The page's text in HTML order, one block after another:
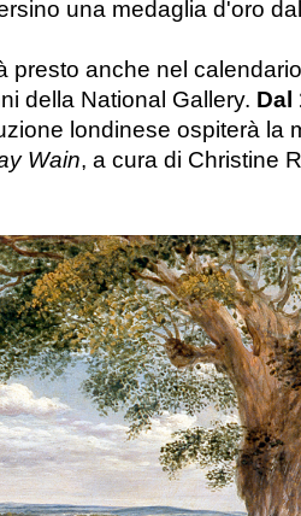
una medaglia d'oro
presto anche nel
della National Gallery. Dal
londinese ospiterà la
Wain, a cura di Christine